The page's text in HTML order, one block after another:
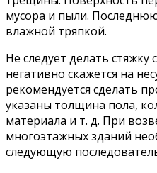
мусора и пыли. Последнюю
влажной тряпкой.
Не следует делать
негативно скажется на
рекомендуется сделать
указаны толщина пола,
материала и т. д. При
многоэтажных зданий
следующую